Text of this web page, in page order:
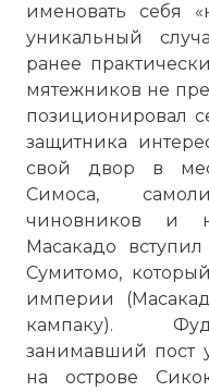
именовать себя
уникальный
ранее
мятежников не
позиционировал
защитника
свой двор в
Симоса,
чиновников и
Масакадо
Сумитомо,
империи
кампаку).
занимавший пост
на острове